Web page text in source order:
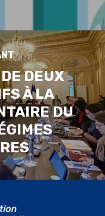
DEUX
À LA
DU